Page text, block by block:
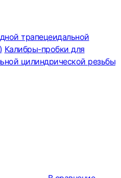
трапецеидальной
Калибры-пробки для
цилиндрической резьбы